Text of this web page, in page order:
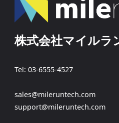
株式会社マイルラ
Tel: 03-6555-4527
sales@mileruntech.com
support@mileruntech.com